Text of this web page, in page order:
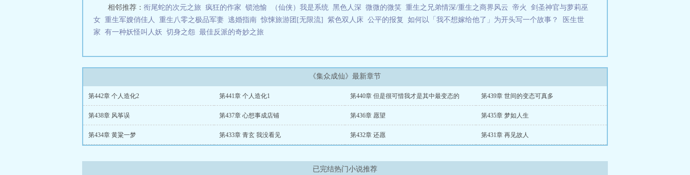
相邻推荐： 衔尾蛇的次元之旅 疯狂的作家 锁池愉 （仙侠）我是系统 黑色人深 微微的微笑 重生之兄弟情深/重生之商界风云 帝火
剑圣神官与萝莉巫
女 重生军嫂俏佳人 重生八零之极品军妻 逃婚指南 惊悚旅游团[无限流] 紫色双人床 公平的报复 如何以「我不想嫁给他了」为开头写一个故事？
医生世
家 有一种妖怪叫人妖 切身之怨 最佳反派的奇妙之旅
《集众成仙》最新章节
第442章 个人造化2 第441章 个人造化1 第440章 但是很可惜我才是其中最变态的 第439章 世间的变态可真多
第438章 风筝误 第437章 心想事成店铺 第436章 愿望 第435章 梦如人生
第434章 黄粱一梦 第433章 青玄 我没看见 第432章 还愿 第431章 再见故人
已完结热门小说推荐